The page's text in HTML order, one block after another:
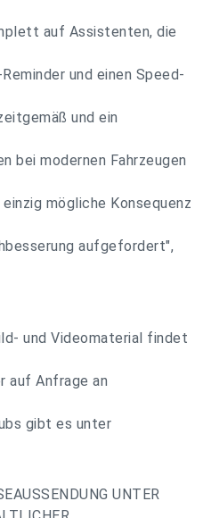
auf Assistenten, die
und einen Speed-
und ein
bei modernen Fahrzeugen
mögliche Konsequenz
aufgefordert",
und Videomaterial findet
auf Anfrage an
gibt es unter
UNTER